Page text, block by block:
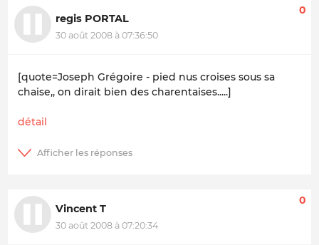
regis PORTAL
30 août 2008 à 07:36:50
0
[quote=Joseph Grégoire - pied nus croises sous sa
chaise,, on dirait bien des charentaises.....]
détail
Vincent T
30 août 2008 à 07:20:34
0